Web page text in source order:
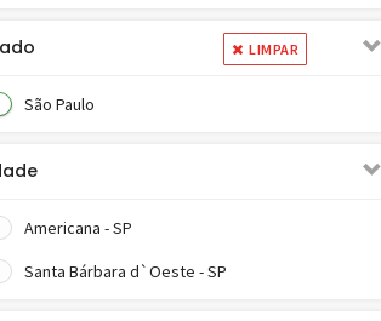
LIMPAR
São Paulo
Americana - SP
Santa Bárbara d`Oeste - SP